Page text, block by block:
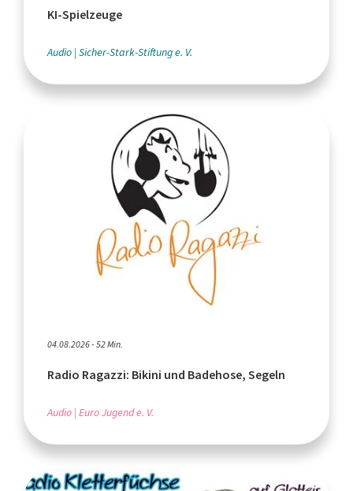
KI-Spielzeuge
Audio Sicher-Stark-Stiftung e. V.
04.08.2026 - 52 Min.
Radio Ragazzi: Bikini und Badehose, Segeln
Audio Euro Jugend e. V.